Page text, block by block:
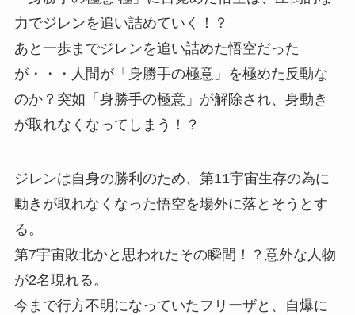
力でジレンを追い詰めていく！？
あと一歩までジレンを追い詰めた悟空だった
が・・・人間が「身勝手の極意」を極めた反動な
のか？突如「身勝手の極意」が解除され、身動き
が取れなくなってしまう！？
ジレンは自身の勝利のため、第11宇宙生存の為に
動きが取れなくなった悟空を場外に落とそうとす
る。
第7宇宙敗北かと思われたその瞬間！？意外な人物
が2名現れる。
今まで行方不明になっていたフリーザと、自爆に